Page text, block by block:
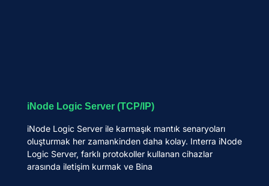
iNode Logic Server (TCP/IP)
iNode Logic Server ile karmaşık mantık senaryoları
oluşturmak her zamankinden daha kolay. Interra iNode
Logic Server, farklı protokoller kullanan cihazlar
arasında iletişim kurmak ve Bina